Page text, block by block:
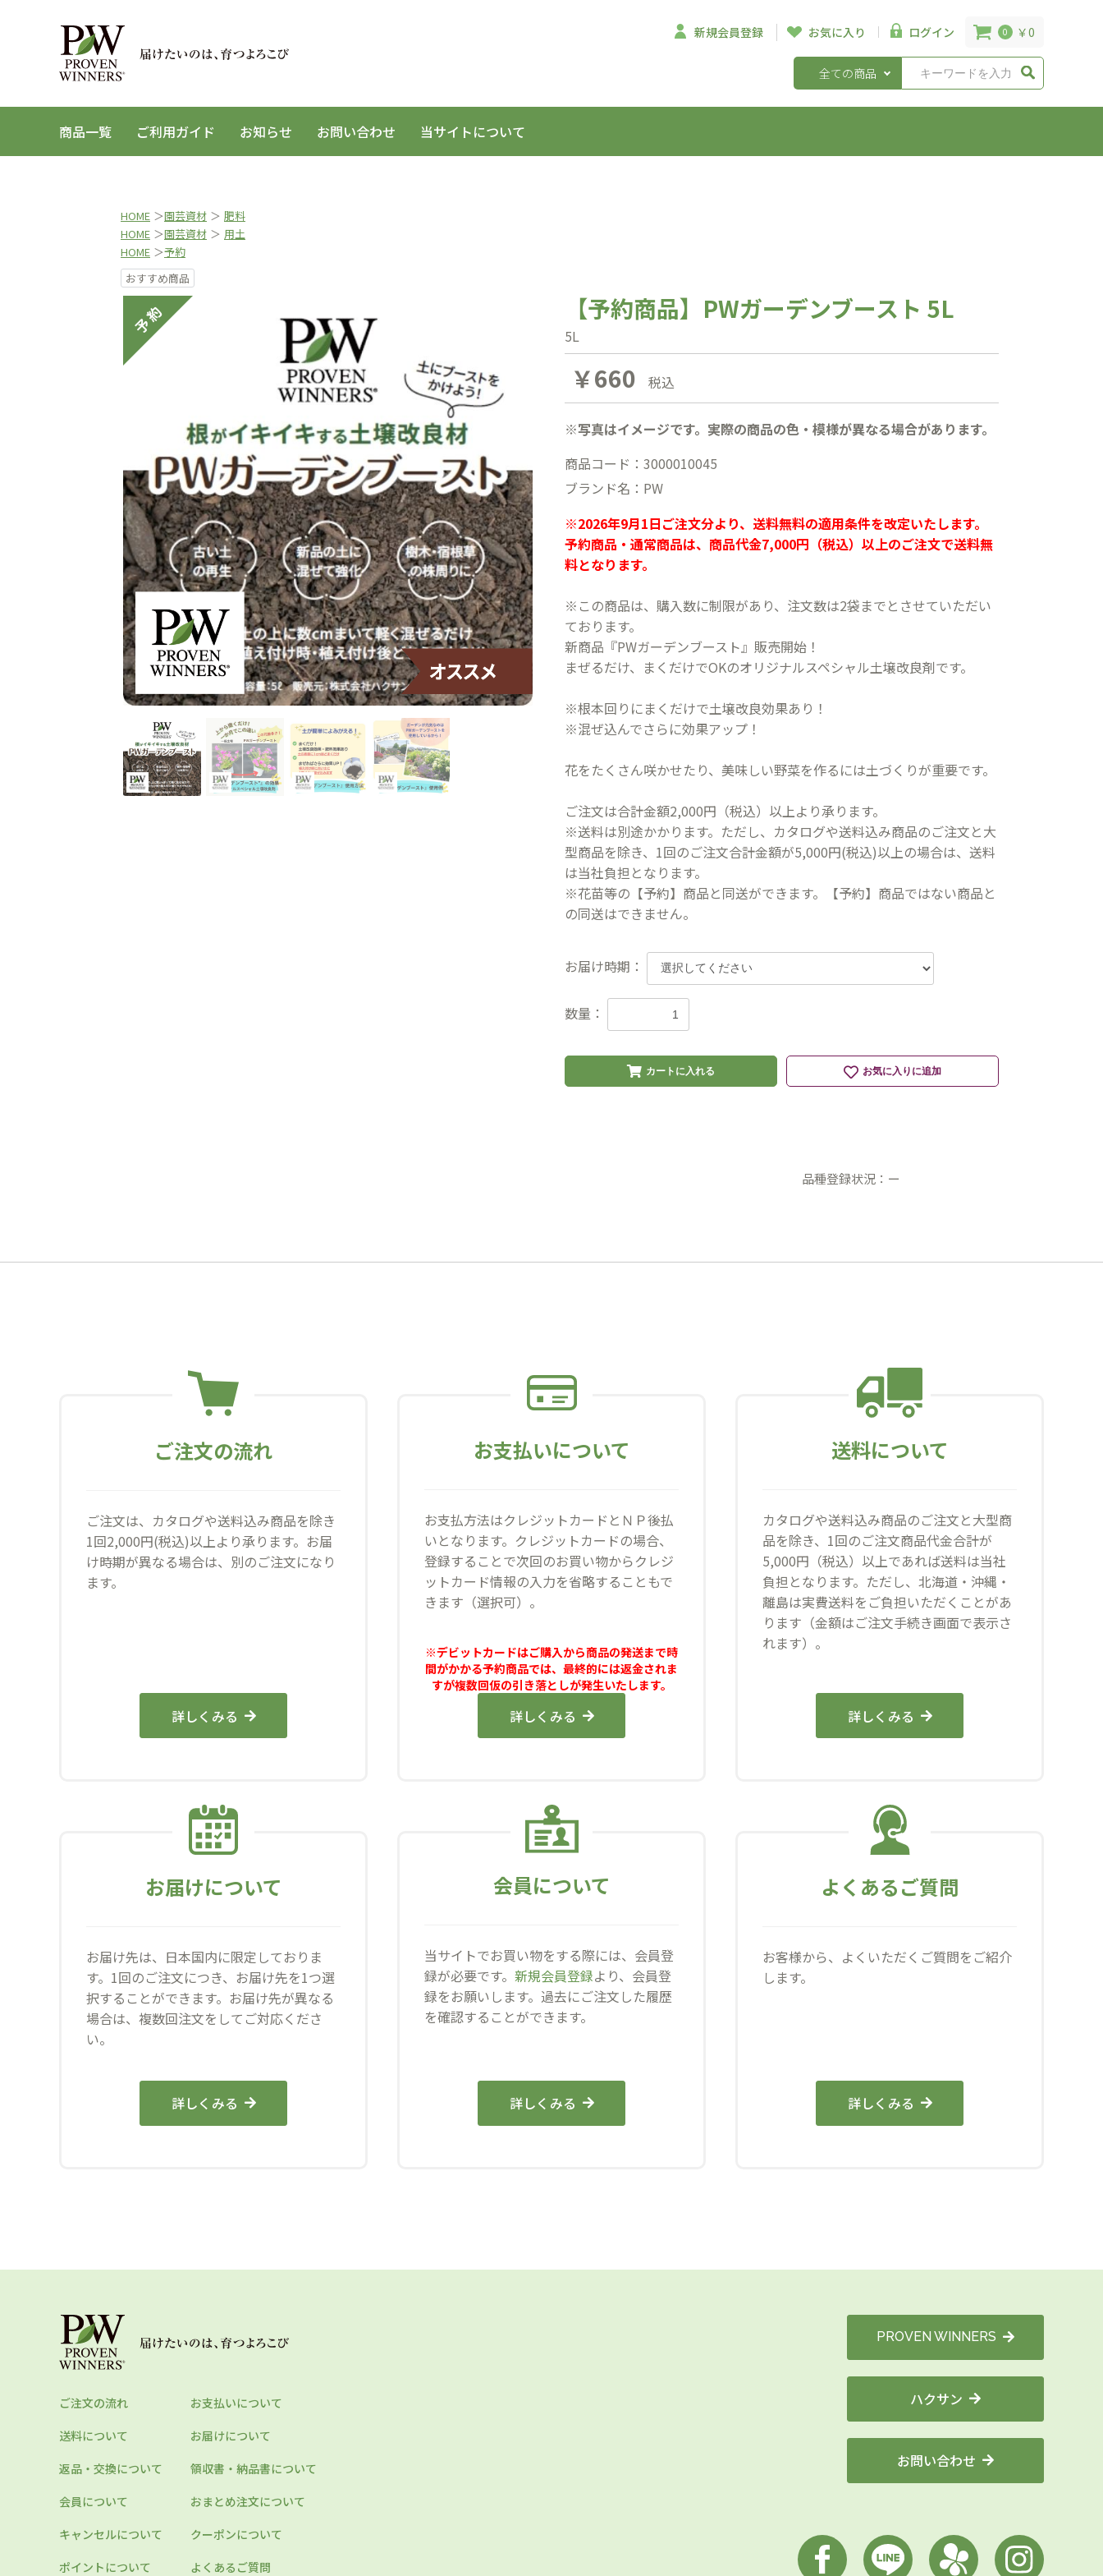
新規会員登録 お気に入り ログイン 0 ￥0
全ての商品
商品一覧 ご利用ガイド お知らせ お問い合わせ 当サイトについて
HOME ＞園芸資材 ＞ 肥料
HOME ＞園芸資材 ＞ 用土
HOME ＞予約
おすすめ商品
【予約商品】PWガーデンブースト 5L
5L
￥660 税込
※写真はイメージです。実際の商品の色・模様が異なる場合があります。
商品コード：3000010045
ブランド名：PW
※2026年9月1日ご注文分より、送料無料の適用条件を改定いたします。
予約商品・通常商品は、商品代金7,000円（税込）以上のご注文で送料無
料となります。
※この商品は、購入数に制限があり、注文数は2袋までとさせていただい
ております。
新商品『PWガーデンブースト』販売開始！
まぜるだけ、まくだけでOKのオリジナルスペシャル土壌改良剤です。
※根本回りにまくだけで土壌改良効果あり！
※混ぜ込んでさらに効果アップ！
花をたくさん咲かせたり、美味しい野菜を作るには土づくりが重要です。
ご注文は合計金額2,000円（税込）以上より承ります。
※送料は別途かかります。ただし、カタログや送料込み商品のご注文と大
型商品を除き、1回のご注文合計金額が5,000円(税込)以上の場合は、送料
は当社負担となります。
※花苗等の【予約】商品と同送ができます。【予約】商品ではない商品と
の同送はできません。
お届け時期：
数量：
カートに入れる お気に入りに追加
品種登録状況：ー
ご注文の流れ
ご注文は、カタログや送料込み商品を除き
1回2,000円(税込)以上より承ります。お届
け時期が異なる場合は、別のご注文になり
ます。
詳しくみる
お支払いについて
お支払方法はクレジットカードとＮＰ後払
いとなります。クレジットカードの場合、
登録することで次回のお買い物からクレジ
ットカード情報の入力を省略することもで
きます（選択可）。
※デビットカードはご購入から商品の発送まで時
間がかかる予約商品では、最終的には返金されま
すが複数回仮の引き落としが発生いたします。
詳しくみる
送料について
カタログや送料込み商品のご注文と大型商
品を除き、1回のご注文商品代金合計が
5,000円（税込）以上であれば送料は当社
負担となります。ただし、北海道・沖縄・
離島は実費送料をご負担いただくことがあ
ります（金額はご注文手続き画面で表示さ
れます）。
詳しくみる
お届けについて
お届け先は、日本国内に限定しておりま
す。1回のご注文につき、お届け先を1つ選
択することができます。お届け先が異なる
場合は、複数回注文をしてご対応くださ
い。
詳しくみる
会員について
当サイトでお買い物をする際には、会員登
録が必要です。 新規会員登録より、会員登
録をお願いします。過去にご注文した履歴
を確認することができます。
詳しくみる
よくあるご質問
お客様から、よくいただくご質問をご紹介
します。
詳しくみる
ご注文の流れ
お支払いについて
送料について
お届けについて
返品・交換について
領収書・納品書について
会員について
おまとめ注文について
キャンセルについて
クーポンについて
ポイントについて
よくあるご質問
PROVEN WINNERS
ハクサン
お問い合わせ